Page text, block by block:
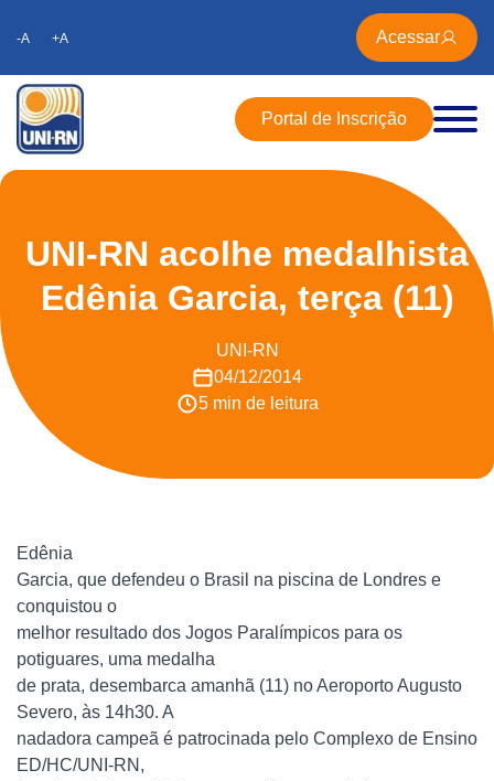
-A +A Acessar
Portal de Inscrição
UNI-RN acolhe medalhista
Edênia Garcia, terça (11)
UNI-RN
04/12/2014
5 min de leitura
Edênia
Garcia, que defendeu o Brasil na piscina de Londres e
conquistou o
melhor resultado dos Jogos Paralímpicos para os
potiguares, uma medalha
de prata, desembarca amanhã (11) no Aeroporto Augusto
Severo, às 14h30. A
nadadora campeã é patrocinada pelo Complexo de Ensino
ED/HC/UNI-RN,